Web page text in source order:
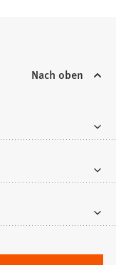
Nach oben